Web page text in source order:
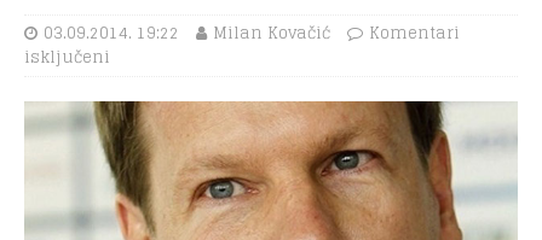
03.09.2014. 19:22 Milan Kovačić
Komentari
isključeni